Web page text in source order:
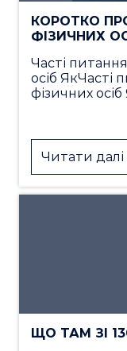
КОРОТКО
ФІЗИЧНИХ
Часті
осіб ЯкЧасті
фізичних
Читати далі
ЩО ТАМ ЗІ